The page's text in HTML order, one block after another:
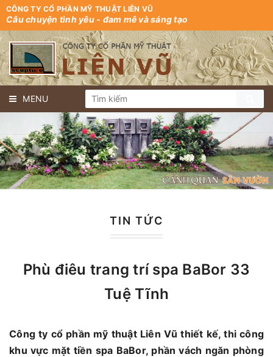
CÔNG TY CỔ PHẦN MỸ THUẬT LIÊN VŨ
Câu chuyện tình yêu - đam mê và sáng tạo
MENU
TIN TỨC
Phù điêu trang trí spa BaBor 33
Tuệ Tĩnh
Công ty cổ phần mỹ thuật Liên Vũ thiết kế, thi công
khu vực mặt tiền spa BaBor, phần vách ngăn phòng